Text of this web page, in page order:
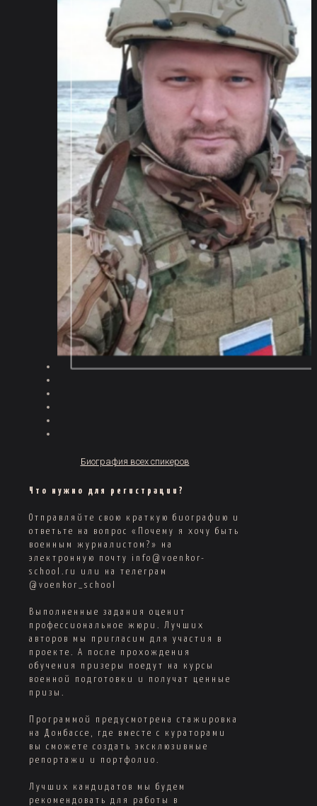
Биография всех спикеров
Что нужно для регистрации?
Отправляйте свою краткую биографию и
ответьте на вопрос «Почему я хочу быть
военным журналистом?» на
электронную почту info@voenkor-
school.ru или на телеграм
@voenkor_school
Выполненные задания оценит
профессиональное жюри. Лучших
авторов мы пригласим для участия в
проекте. А после прохождения
обучения призеры поедут на курсы
военной подготовки и получат ценные
призы.
Программой предусмотрена стажировка
на Донбассе, где вместе с кураторами
вы сможете создать эксклюзивные
репортажи и портфолио.
Лучших кандидатов мы будем
рекомендовать для работы в